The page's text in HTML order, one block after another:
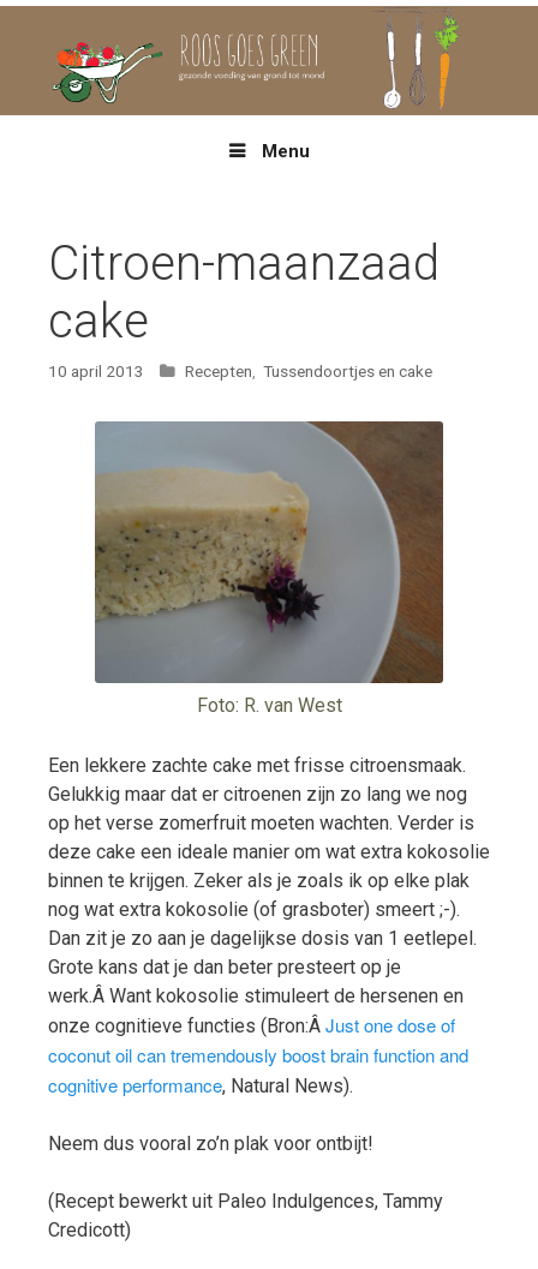
Menu
Citroen-maanzaad
cake
10 april 2013 Categorieën
Recepten, Tussendoortjes en cake
Foto: R. van West
Een lekkere zachte cake met frisse citroensmaak.
Gelukkig maar dat er citroenen zijn zo lang we nog
op het verse zomerfruit moeten wachten. Verder is
deze cake een ideale manier om wat extra kokosolie
binnen te krijgen. Zeker als je zoals ik op elke plak
nog wat extra kokosolie (of grasboter) smeert ;-).
Dan zit je zo aan je dagelijkse dosis van 1 eetlepel.
Grote kans dat je dan beter presteert op je
werk.Â Want kokosolie stimuleert de hersenen en
onze cognitieve functies (Bron:Â Just one dose of
coconut oil can tremendously boost brain function and
cognitive performance, Natural News).
Neem dus vooral zo’n plak voor ontbijt!
(Recept bewerkt uit Paleo Indulgences, Tammy
Credicott)